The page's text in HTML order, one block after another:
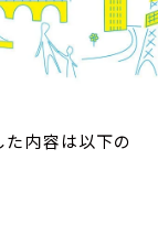
た内容は以下の